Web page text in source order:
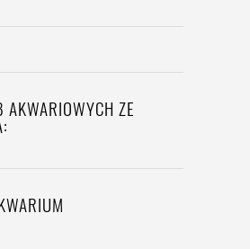
AKWARIOWYCH ZE